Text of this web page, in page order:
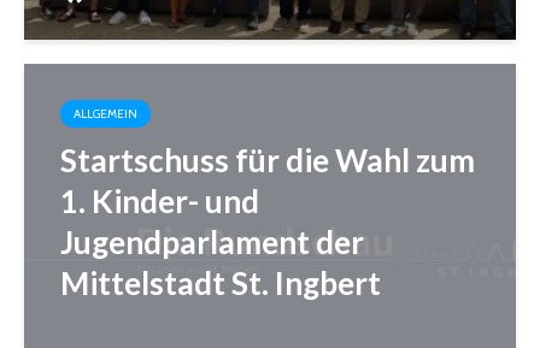
ALLGEMEIN
Startschuss für die Wahl zum
1. Kinder- und
Jugendparlament der
Mittelstadt St. Ingbert